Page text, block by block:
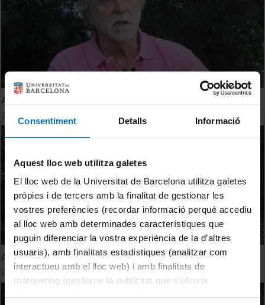
Consentiment Detalls Informació
Aquest lloc web utilitza galetes
El lloc web de la Universitat de Barcelona utilitza galetes
pròpies i de tercers amb la finalitat de gestionar les
vostres preferències (recordar informació perquè accediu
al lloc web amb determinades característiques que
puguin diferenciar la vostra experiència de la d’altres
usuaris), amb finalitats estadístiques (analitzar com
interactueu amb el lloc web) i amb finalitats de
màrqueting (gestionar la publicitat que s’ofereix
ABP - Experiències al Grau de Dret
Aprenentatge Basat en Problemes - Introducció
28 September, 2016